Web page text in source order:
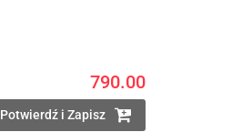
790.00
Potwierdź i Zapisz